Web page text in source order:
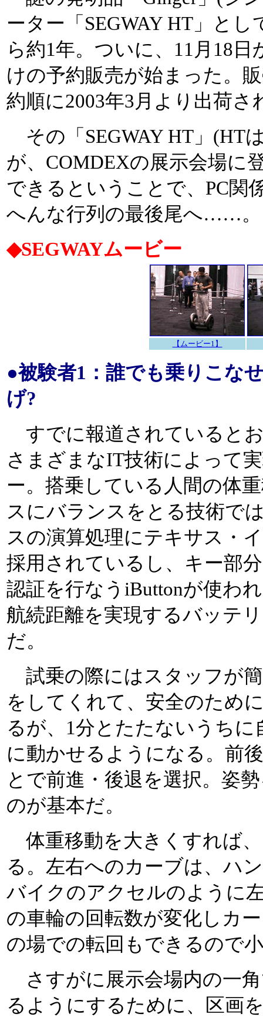
ーター「SEGWAY HT」と
ら約1年。ついに、11月18日
けの予約販売が始まった。
約順に2003年3月より出荷さ
その「SEGWAY HT」(HT
が、COMDEXの展示会場に
できるということで、PC関
へんな行列の最後尾へ……。
◆SEGWAYムービー
【ムービー1】
●被験者1：誰でも乗りこな
げ?
すでに報道されているとお
さまざまなIT技術によって
ー。搭乗している人間の体
スにバランスをとる技術で
スの演算処理にテキサス・
採用されているし、キー部
認証を行なうiButtonが使わ
航続距離を実現するバッテ
だ。
試乗の際にはスタッフが
をしてくれて、安全のため
るが、1分とたたないうち
に動かせるようになる。前
とで前進・後退を選択。姿
のが基本だ。
体重移動を大きくすれば
る。左右へのカーブは、ハ
バイクのアクセルのように
の車輪の回転数が変化しカ
の場での転回もできるので
さすがに展示会場内の一
るようにするために、区画